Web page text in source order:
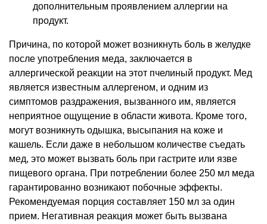
дополнительным проявлением аллергии на
продукт.
Причина, по которой может возникнуть боль в желудке
после употребления меда, заключается в
аллергической реакции на этот пчелиный продукт. Мед
является известным аллергеном, и одним из
симптомов раздражения, вызванного им, является
неприятное ощущение в области живота. Кроме того,
могут возникнуть одышка, высыпания на коже и
кашель. Если даже в небольшом количестве съедать
мед, это может вызвать боль при гастрите или язве
пищевого органа. При потреблении более 250 мл меда
гарантированно возникают побочные эффекты.
Рекомендуемая порция составляет 150 мл за один
прием. Негативная реакция может быть вызвана